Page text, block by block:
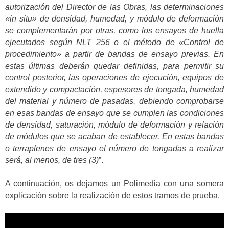
autorización del Director de las Obras, las determinaciones
«in situ» de densidad, humedad, y módulo de deformación
se complementarán por otras, como los ensayos de huella
ejecutados según NLT 256 o el método de «Control de
procedimiento» a partir de bandas de ensayo previas. En
estas últimas deberán quedar definidas, para permitir su
control posterior, las operaciones de ejecución, equipos de
extendido y compactación, espesores de tongada, humedad
del material y número de pasadas, debiendo comprobarse
en esas bandas de ensayo que se cumplen las condiciones
de densidad, saturación, módulo de deformación y relación
de módulos que se acaban de establecer. En estas bandas
o terraplenes de ensayo el número de tongadas a realizar
será, al menos, de tres (3)”.
A continuación, os dejamos un Polimedia con una somera
explicación sobre la realización de estos tramos de prueba.